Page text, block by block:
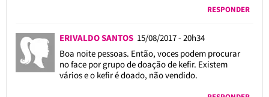
RESPONDER
ERIVALDO SANTOS 15/08/2017 - 20h34
Boa noite pessoas. Então, voces podem procurar
no face por grupo de doação de kefir. Existem
vários e o kefir é doado, não vendido.